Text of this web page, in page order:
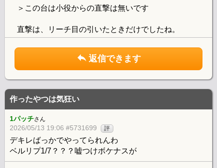
＞この台は小役からの直撃は無いです
直撃は、リーチ目の引いたときだけでしたね。
返信できます
作ったやつは気狂い
1パッチさん
2026/05/13 19:06 #5731699 評
デキレばっかでやってられんわ
ベルリプ1/7？？？嘘つけボケナスが